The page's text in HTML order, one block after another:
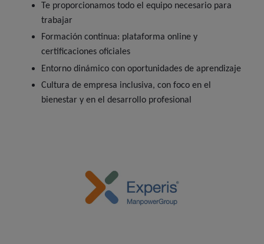
Te proporcionamos todo el equipo necesario para
trabajar
Formación continua: plataforma online y
certificaciones oficiales
Entorno dinámico con oportunidades de aprendizaje
Cultura de empresa inclusiva, con foco en el
bienestar y en el desarrollo profesional